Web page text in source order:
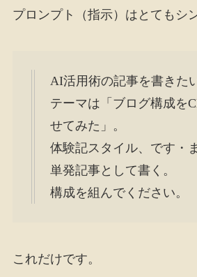
プロンプト（指示）はとてもシ
AI活用術の記事を書きたい
テーマは「ブログ構成を
せてみた」。
体験記スタイル、です・
単発記事として書く。
構成を組んでください。
これだけです。